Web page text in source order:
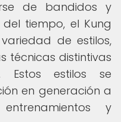
de bandidos y
tiempo, el Kung
de estilos,
técnicas distintivas
Estos estilos se
en generación a
y